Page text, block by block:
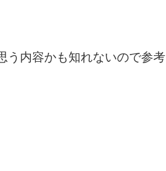
う内容かも知れないので参考